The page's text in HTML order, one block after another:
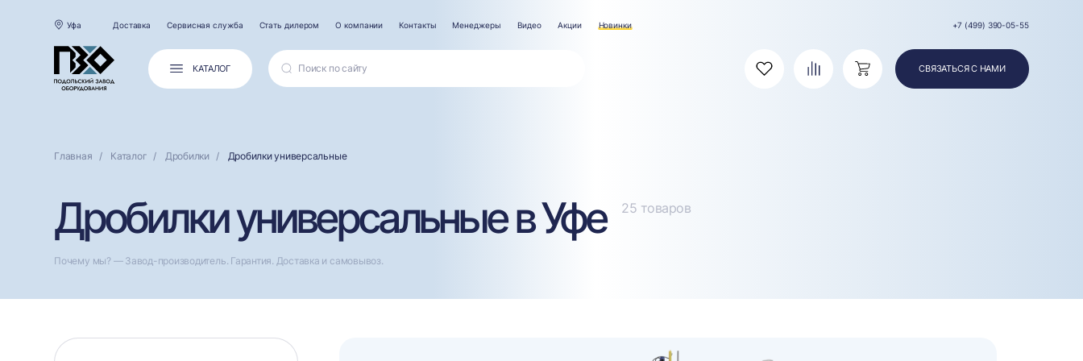
Уфа Доставка Сервисная служба Стать дилером О компании Контакты Менеджеры Видео Акции Новинки +7 (499) 390-05-55
КАТАЛОГ Избранное СравнениеКорзина СВЯЗАТЬСЯ С НАМИ
Главная Каталог Дробилки Дробилки универсальные
Дробилки универсальные в Уфе 25 товаров
Почему мы? — Завод-производитель. Гарантия. Доставка и самовывоз.